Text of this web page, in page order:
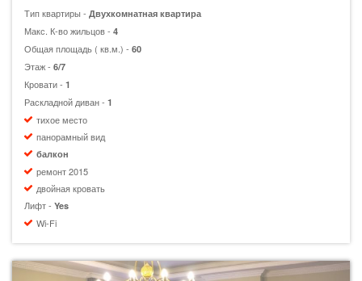
Тип квартиры - Двухкомнатная квартира
Макс. К-во жильцов - 4
Общая площадь ( кв.м.) - 60
Этаж - 6/7
Кровати - 1
Раскладной диван - 1
тихое место
панорамный вид
балкон
ремонт 2015
двойная кровать
Лифт - Yes
Wi-Fi